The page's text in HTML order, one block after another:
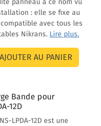
panneau a ce nom vu
: elle se fixe au
compatible avec tous les
Nikrans. Lire plus.
Bande pour
12D
LPDA-12D est une